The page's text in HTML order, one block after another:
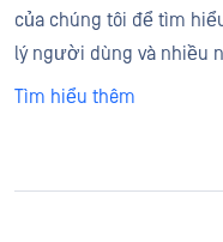
của chúng tôi để tìm
lý người dùng và nhiều
Tìm hiểu thêm